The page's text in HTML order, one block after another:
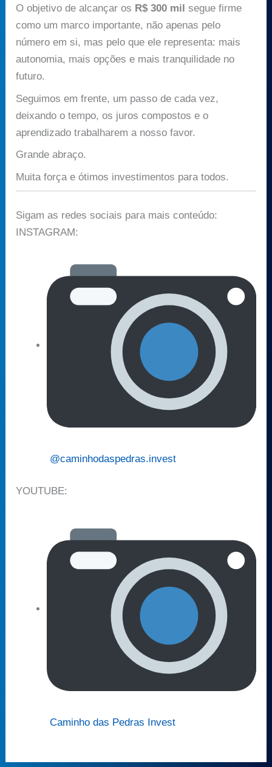
O objetivo de alcançar os R$ 300 mil segue firme
como um marco importante, não apenas pelo
número em si, mas pelo que ele representa: mais
autonomia, mais opções e mais tranquilidade no
futuro.
Seguimos em frente, um passo de cada vez,
deixando o tempo, os juros compostos e o
aprendizado trabalharem a nosso favor.
Grande abraço.
Muita força e ótimos investimentos para todos.
Sigam as redes sociais para mais conteúdo:
INSTAGRAM:
@caminhodaspedras.invest
YOUTUBE:
Caminho das Pedras Invest